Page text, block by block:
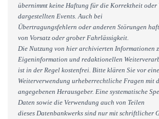
übernimmt keine Haftung für die Korrektheit oder
dargestellten Events. Auch bei
Übertragungsfehlern oder anderen Störungen
von Vorsatz oder grober Fahrlässigkeit.
Die Nutzung von hier archivierten Informationen
Eigeninformation und redaktionellen
ist in der Regel kostenfrei. Bitte klären Sie vor
Weiterverwendung urheberrechtliche Fragen mit
angegebenen Herausgeber. Eine systematische
Daten sowie die Verwendung auch von Teilen
dieses Datenbankwerks sind nur mit schriftlicher